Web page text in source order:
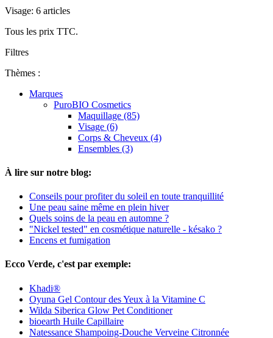
Visage: 6 articles
Tous les prix TTC.
Filtres
Thèmes :
Marques
PuroBIO Cosmetics
Maquillage (85)
Visage (6)
Corps & Cheveux (4)
Ensembles (3)
À lire sur notre blog:
Conseils pour profiter du soleil en toute tranquillité
Une peau saine même en plein hiver
Quels soins de la peau en automne ?
"Nickel tested" en cosmétique naturelle - késako ?
Encens et fumigation
Ecco Verde, c'est par exemple:
Khadi®
Oyuna Gel Contour des Yeux à la Vitamine C
Wilda Siberica Glow Pet Conditioner
bioearth Huile Capillaire
Natessance Shampoing-Douche Verveine Citronnée